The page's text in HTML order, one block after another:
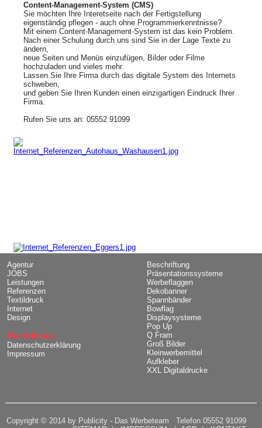
Content-Management-System (CMS)
Sie möchten Ihre Interetseite nach der Fertigstellung
eigenständig pflegen - auch ohne Programmierkenntnisse?
Mit einem Content-Management-System ist das kein Problem.
Nach einer Schulung durch uns sind Sie in der Lage Texte zu
ändern,
neue Seiten und Menüs einzufügen, Bilder oder Filme
hochzuladen und vieles mehr.
Lassen Sie Ihre Firma durch das digitale System des Internets
schweben,
und geben Sie Ihren Kunden einen einzigartigen Eindruck Ihrer
Firma.
Rufen Sie uns an: 05552 91099
Agentur
JOBS
Leistungen
Referenzen
Textildruck
Internet
Design
Rechtliches
Datenschutzerklärung
Impressum
Beschriftung
Präsentationssysteme
Werbeflaggen
Dekobanner
Spannbänder
Bowflag
Displaysysteme
Pop Up
Q Fram
Groß Bilder
Kleinwerbemittel
Aufkleber
XXL Digitaldrucke
Copyright © 2014 by Publicity - Das Werbeteam Telefon 05552 91099